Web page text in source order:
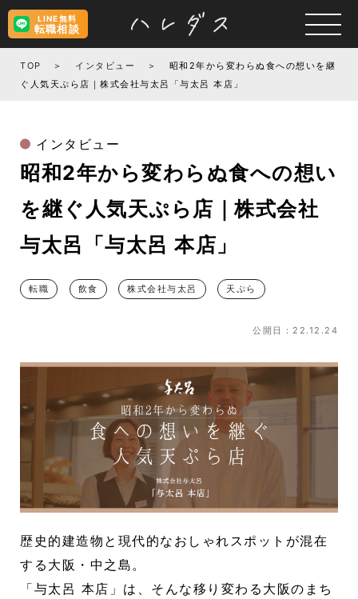
LINE無料
転職相談
TOP インタビュー
昭和2年から変わらぬ食への想いを継
ぐ人気天ぷら店｜株式会社与太呂「与太呂 本店」
インタビュー
昭和2年から変わらぬ食への想い
を継ぐ人気天ぷら店｜株式会社
与太呂「与太呂 本店」
転職 飲食 株式会社与太呂 天ぷら
公開日：22.12.24
歴史的建造物と現代的なおしゃれスポットが混在
する大阪・中之島。
「与太呂 本店」は、そんな移り変わる大阪のまち